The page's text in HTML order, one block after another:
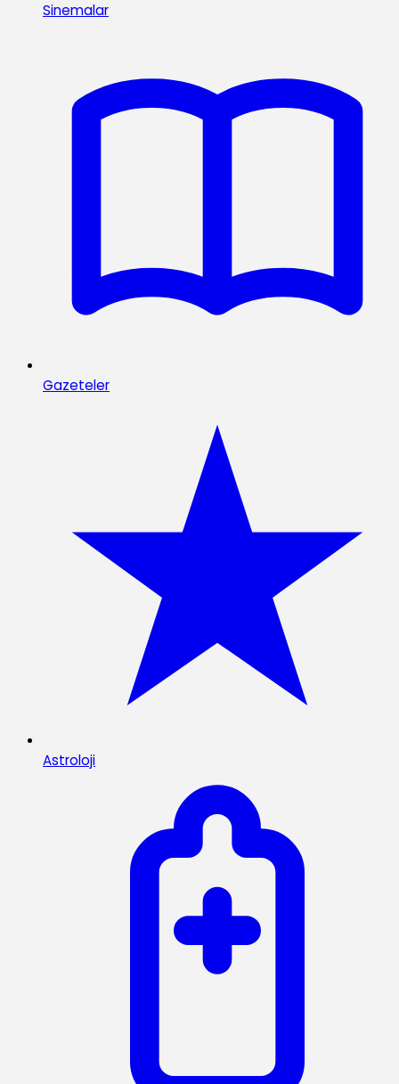
Sinemalar
Gazeteler
Astroloji